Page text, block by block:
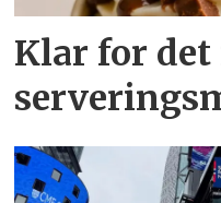
Klar for det